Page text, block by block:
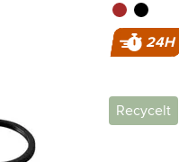
brun noir
24H
Recycelt